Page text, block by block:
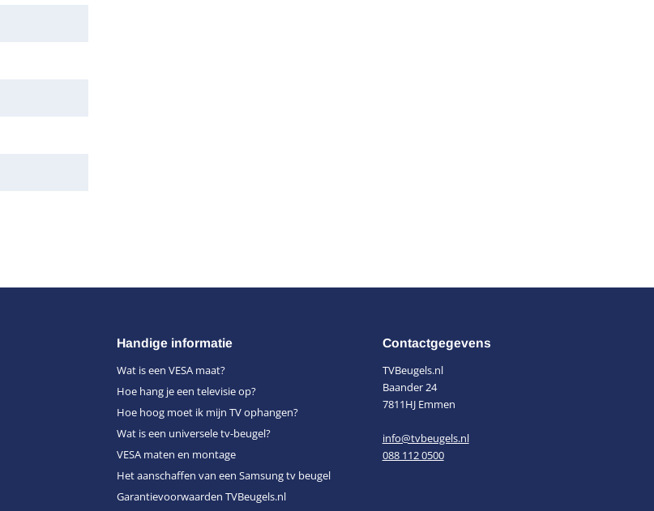
Handige informatie
Wat is een VESA maat?
Hoe hang je een televisie op?
Hoe hoog moet ik mijn TV ophangen?
Wat is een universele tv-beugel?
VESA maten en montage
Het aanschaffen van een Samsung tv beugel
Garantievoorwaarden TVBeugels.nl
Contactgegevens
TVBeugels.nl
Baander 24
7811HJ Emmen
info@tvbeugels.nl
088 112 0500